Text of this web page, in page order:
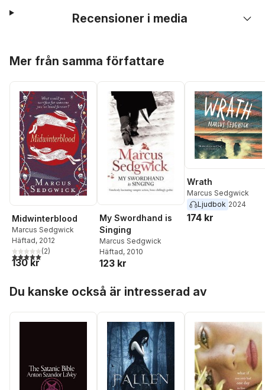
Recensioner i media
Mer från samma författare
Midwinterblood
Marcus Sedgwick
Häftad, 2012
5,0utav 5 stjärnor. Totalt antal röster:
(2)
130 kr
My Swordhand is
Singing
Marcus Sedgwick
Häftad, 2010
123 kr
Wrath
Marcus Sedgwick
Ljudbok 2024
174 kr
Du kanske också är intresserad av